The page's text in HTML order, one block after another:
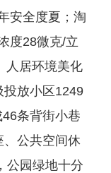
安全度夏；淘
度28微克/立
人居环境美化
投放小区1249
条背街小巷
、公共空间休
公园绿地十分